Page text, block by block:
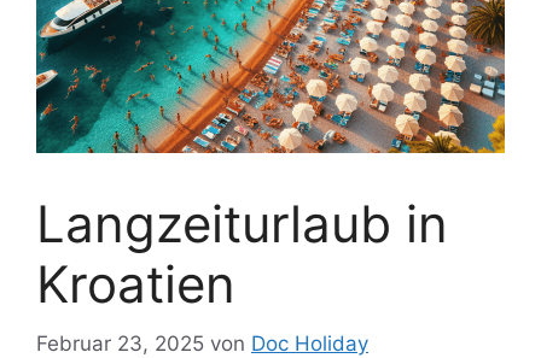
Langzeiturlaub in
Kroatien
Februar 23, 2025 von Doc Holiday